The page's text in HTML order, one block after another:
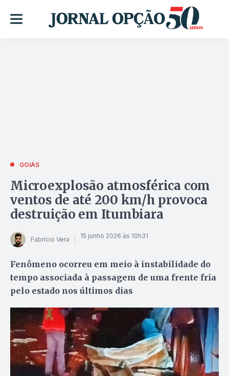
GOIÁS
Microexplosão atmosférica com
ventos de até 200 km/h provoca
destruição em Itumbiara
Fabrício Vera 15 junho 2026 às 10h31
Fenômeno ocorreu em meio à instabilidade do
tempo associada à passagem de uma frente fria
pelo estado nos últimos dias